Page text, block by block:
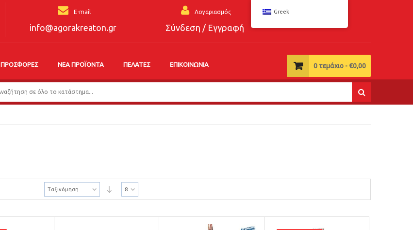
E-mail
info@agorakreaton.gr
Λογαριασμός
Σύνδεση / Εγγραφή
ΠΡΟΣΦΟΡΈΣ ΝΈΑ ΠΡΟΪΌΝΤΑ ΠΕΛΆΤΕΣ ΕΠΙΚΟΙΝΩΝΊΑ 0 τεμάχιο -€0,00
Ταξινόμηση 8
Greek